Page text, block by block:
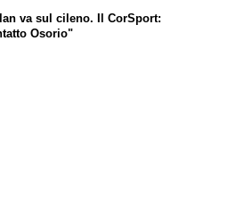
va sul cileno. Il CorSport:
Osorio"